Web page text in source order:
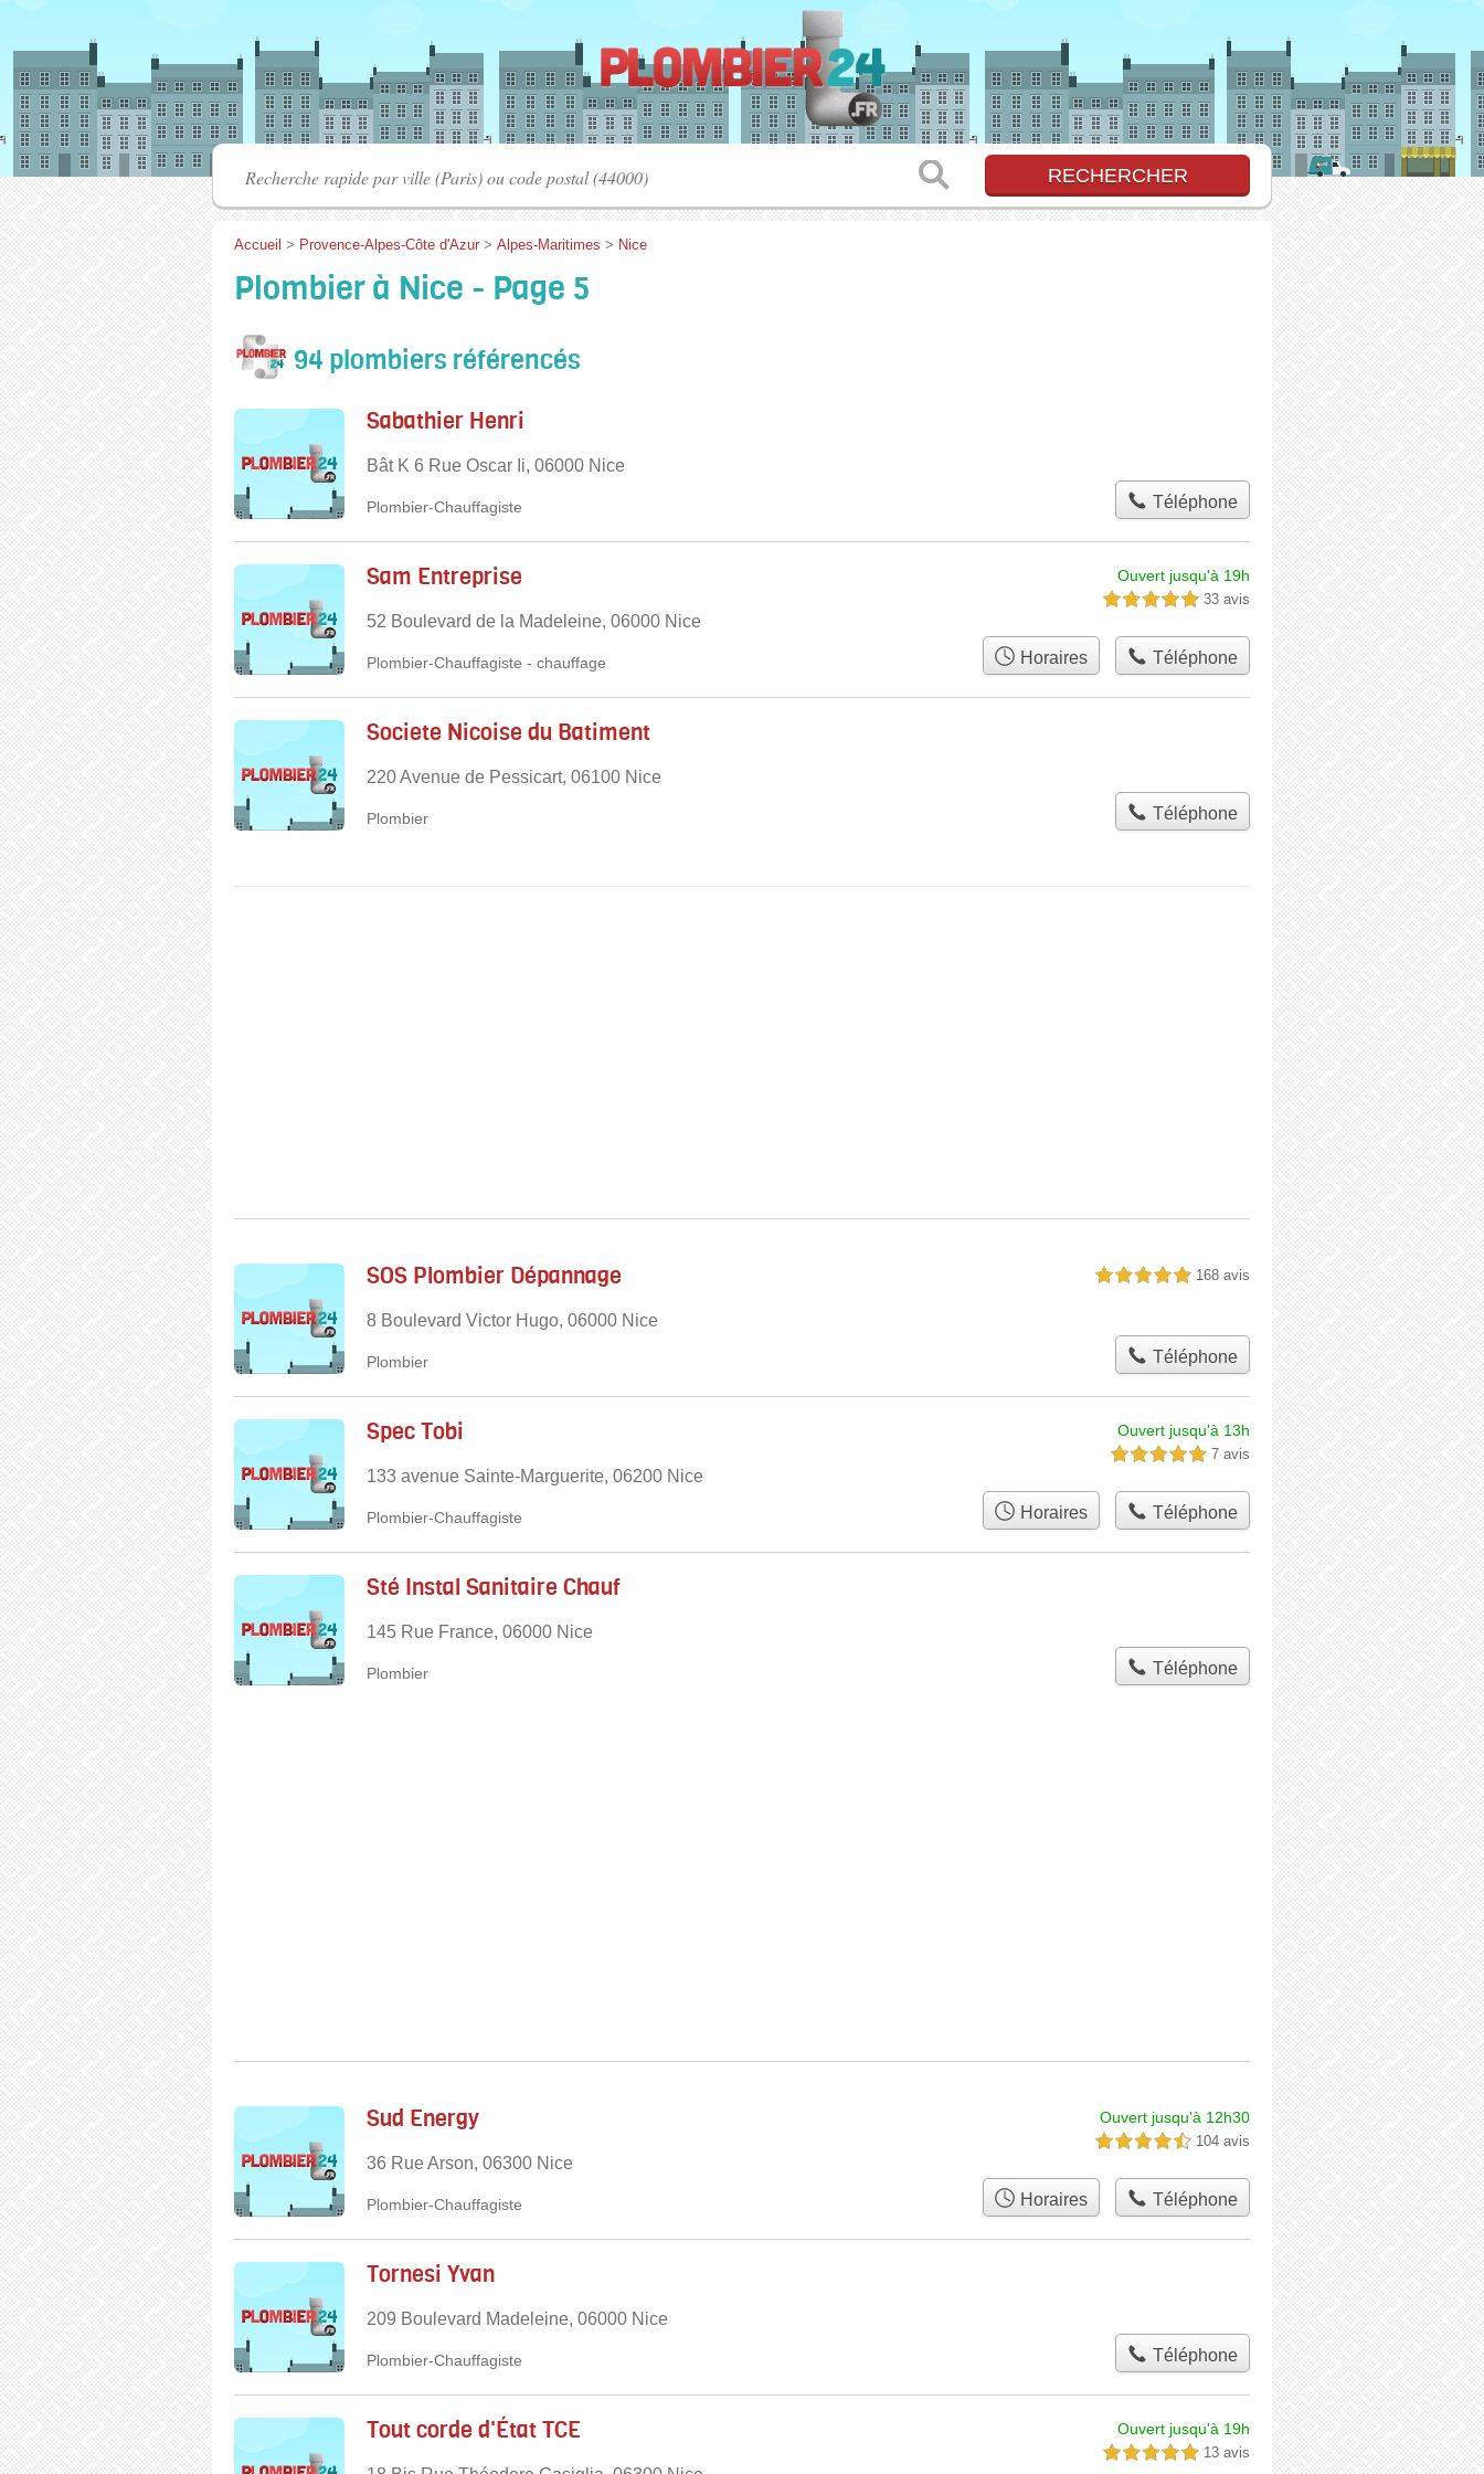
Accueil > Provence-Alpes-Côte d'Azur > Alpes-Maritimes > Nice
Plombier à Nice - Page 5
94 plombiers référencés
Sabathier Henri
Bât K 6 Rue Oscar Ii, 06000 Nice
Plombier-Chauffagiste Téléphone
Sam Entreprise
52 Boulevard de la Madeleine, 06000 Nice
Ouvert jusqu'à 19h
5,0 étoiles sur 5 33 avis
Plombier-Chauffagiste - chauffage Horaires Téléphone
Societe Nicoise du Batiment
220 Avenue de Pessicart, 06100 Nice
Plombier Téléphone
SOS Plombier Dépannage
8 Boulevard Victor Hugo, 06000 Nice
5,0 étoiles sur 5 168 avis
Plombier Téléphone
Spec Tobi
133 avenue Sainte-Marguerite, 06200 Nice
Ouvert jusqu'à 13h
5,0 étoiles sur 5 7 avis
Plombier-Chauffagiste Horaires Téléphone
Sté Instal Sanitaire Chauf
145 Rue France, 06000 Nice
Plombier Téléphone
Sud Energy
36 Rue Arson, 06300 Nice
Ouvert jusqu'à 12h30
4,5 étoiles sur 5 104 avis
Plombier-Chauffagiste Horaires Téléphone
Tornesi Yvan
209 Boulevard Madeleine, 06000 Nice
Plombier-Chauffagiste Téléphone
Tout corde d'État TCE Ouvert jusqu'à 19h
5,0 étoiles sur 5 13 avis